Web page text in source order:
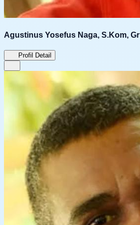
Agustinus Yosefus Naga, S.Kom, Gr
Profil Detail